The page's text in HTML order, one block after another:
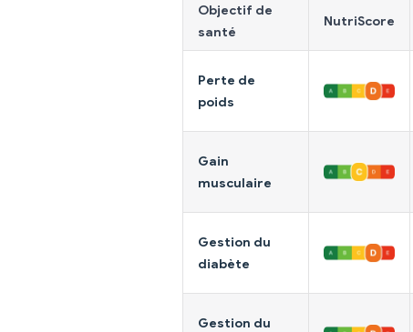
Objectif de
santé
NutriScore
Perte de
poids
Gain
musculaire
Gestion du
diabète
Gestion du